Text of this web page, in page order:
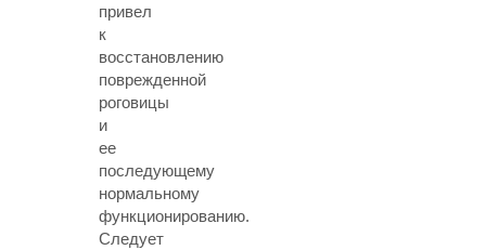
привел
к
восстановлению
поврежденной
роговицы
и
ее
последующему
нормальному
функционированию.
Следует